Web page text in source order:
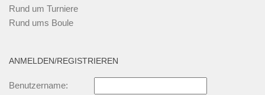
Rund um Turniere
Rund ums Boule
ANMELDEN/REGISTRIEREN
Benutzername: